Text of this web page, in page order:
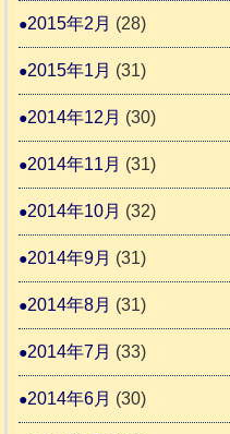
2015年2月 (28)
2015年1月 (31)
2014年12月 (30)
2014年11月 (31)
2014年10月 (32)
2014年9月 (31)
2014年8月 (31)
2014年7月 (33)
2014年6月 (30)